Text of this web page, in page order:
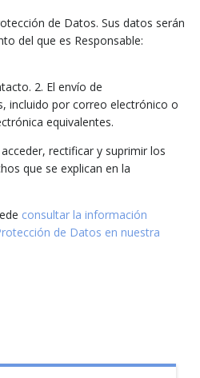
de Datos. Sus datos serán
del que es Responsable:
2. El envío de
incluido por correo electrónico o
equivalentes.
rectificar y suprimir los
que se explican en la
consultar la información
de Datos en nuestra